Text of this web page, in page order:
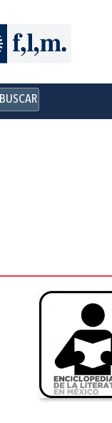
BUSCAR